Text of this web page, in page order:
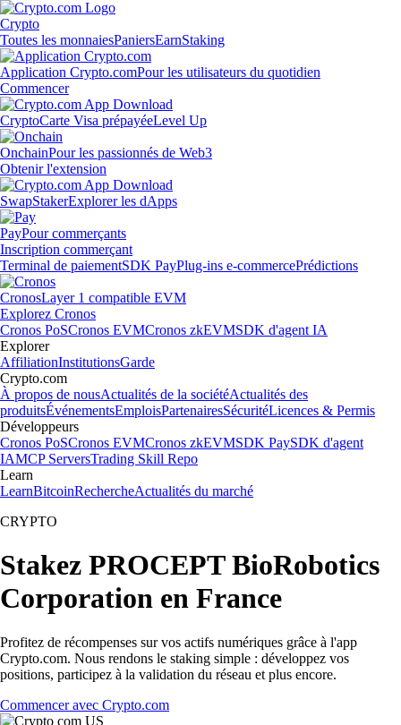
Crypto
Toutes les monnaiesPaniersEarnStaking
Application Crypto.comPour les utilisateurs du quotidien
Commencer
CryptoCarte Visa prépayéeLevel Up
OnchainPour les passionnés de Web3
Obtenir l'extension
SwapStakerExplorer les dApps
PayPour commerçants
Inscription commerçant
Terminal de paiementSDK PayPlug-ins e-commercePrédictions
CronosLayer 1 compatible EVM
Explorez Cronos
Cronos PoSCronos EVMCronos zkEVMSDK d'agent IA
Explorer
AffiliationInstitutionsGarde
Crypto.com
À propos de nousActualités de la sociétéActualités des
produitsÉvénementsEmploisPartenairesSécuritéLicences & Permis
Développeurs
Cronos PoSCronos EVMCronos zkEVMSDK PaySDK d'agent
IAMCP ServersTrading Skill Repo
Learn
LearnBitcoinRechercheActualités du marché
CRYPTO
Stakez PROCEPT BioRobotics
Corporation en France
Profitez de récompenses sur vos actifs numériques grâce à l'app
Crypto.com. Nous rendons le staking simple : développez vos
positions, participez à la validation du réseau et plus encore.
Commencer avec Crypto.com